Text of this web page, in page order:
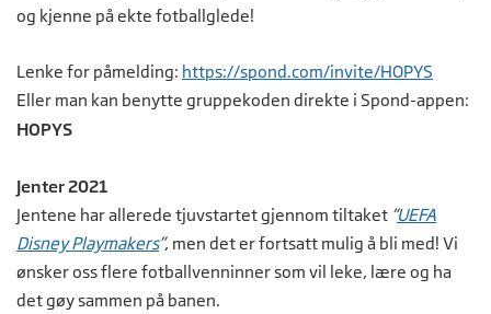
og kjenne på ekte fotballglede!
Lenke for påmelding: https://spond.com/invite/HOPYS
Eller man kan benytte gruppekoden direkte i Spond-appen:
HOPYS
Jenter 2021
Jentene har allerede tjuvstartet gjennom tiltaket “UEFA
Disney Playmakers”, men det er fortsatt mulig å bli med! Vi
ønsker oss flere fotballvenninner som vil leke, lære og ha
det gøy sammen på banen.